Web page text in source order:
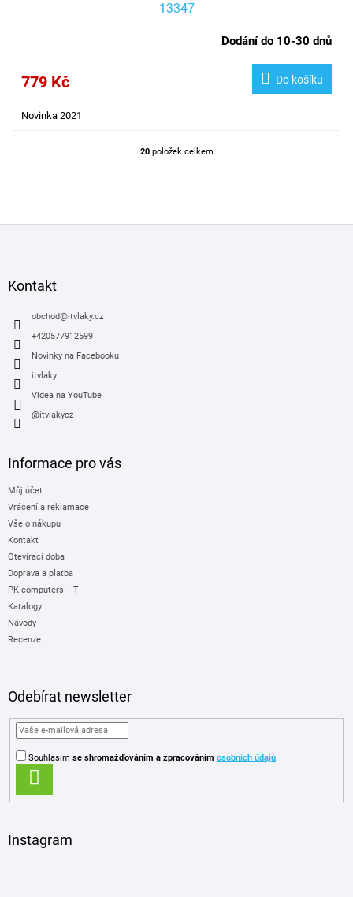
13347
Dodání do 10-30 dnů
779 Kč Do košíku
Novinka 2021
O
20položek celkem
Kontakt
obchod@itvlaky.cz
+420577912599
Novinky na Facebooku
itvlaky
Videa na YouTube
@itvlakycz
Informace pro vás
Můj účet
Vrácení a reklamace
Vše o nákupu
Kontakt
Otevírací doba
Doprava a platba
PK computers - IT
Katalogy
Návody
Recenze
Odebírat newsletter
Souhlasím se shromažďováním a zpracováním osobních údajů.
SE
Instagram